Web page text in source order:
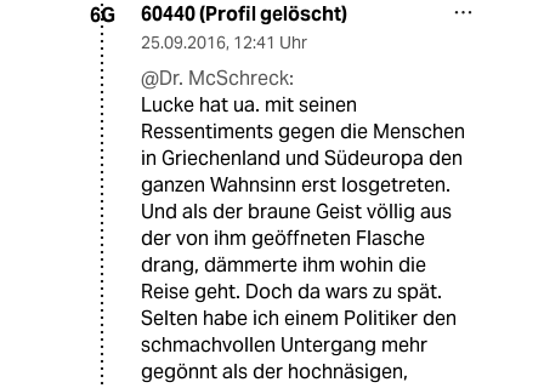
6G 60440 (Profil gelöscht)
25.09.2016, 12:41 Uhr
@Dr. McSchreck:
Lucke hat ua. mit seinen
Ressentiments gegen die Menschen
in Griechenland und Südeuropa den
ganzen Wahnsinn erst losgetreten.
Und als der braune Geist völlig aus
der von ihm geöffneten Flasche
drang, dämmerte ihm wohin die
Reise geht. Doch da wars zu spät.
Selten habe ich einem Politiker den
schmachvollen Untergang mehr
gegönnt als der hochnäsigen,